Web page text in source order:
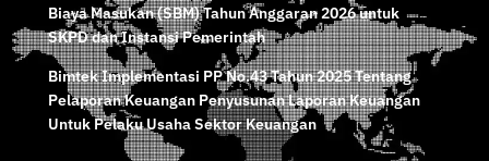
Biaya Masukan (SBM) Tahun Anggaran 2026 untuk
SKPD dan Instansi Pemerintah
Bimtek Implementasi PP No.43 Tahun 2025 Tentang
Pelaporan Keuangan Penyusunan Laporan Keuangan
Untuk Pelaku Usaha Sektor Keuangan